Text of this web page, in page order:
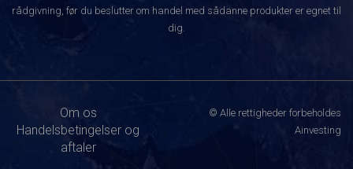
rådgivning, før du beslutter om handel med sådanne produkter er egnet til
dig.
Om os
Handelsbetingelser og
aftaler
© Alle rettigheder forbeholdes
Ainvesting